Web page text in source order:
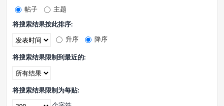
帖子
主题
将搜索结果按此排序:
升序
降序
将搜索结果限制到最近的:
将搜索结果限制为每贴: